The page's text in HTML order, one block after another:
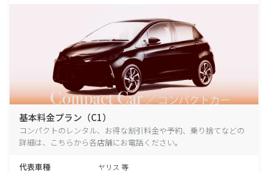
基本料金プラン（C1）
コンパクトのレンタル、お得な割引料金や予約、乗り捨てなどの
詳細は、こちらから各店舗にお電話ください。
代表車種 ヤリス 等